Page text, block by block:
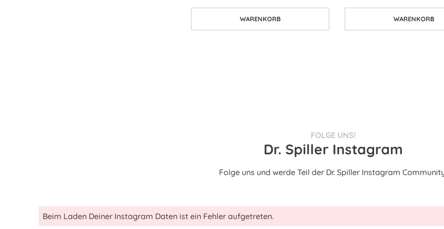
WARENKORB WARENKORB
FOLGE UNS!
Dr. Spiller Instagram
Folge uns und werde Teil der Dr. Spiller Instagram
Beim Laden Deiner Instagram Daten ist ein Fehler aufgetreten.